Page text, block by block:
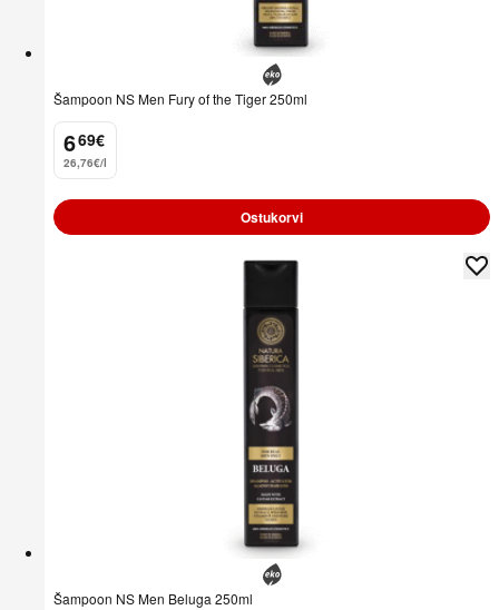
Šampoon NS Men Fury of the Tiger 250ml
6
. 69€
26,76€/l
Ostukorvi
Šampoon NS Men Beluga 250ml